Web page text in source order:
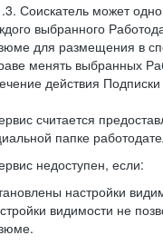
Соискатель может
выбранного
для размещения в
менять выбранных
действия
считается
папке
недоступен, если:
настройки
видимости не